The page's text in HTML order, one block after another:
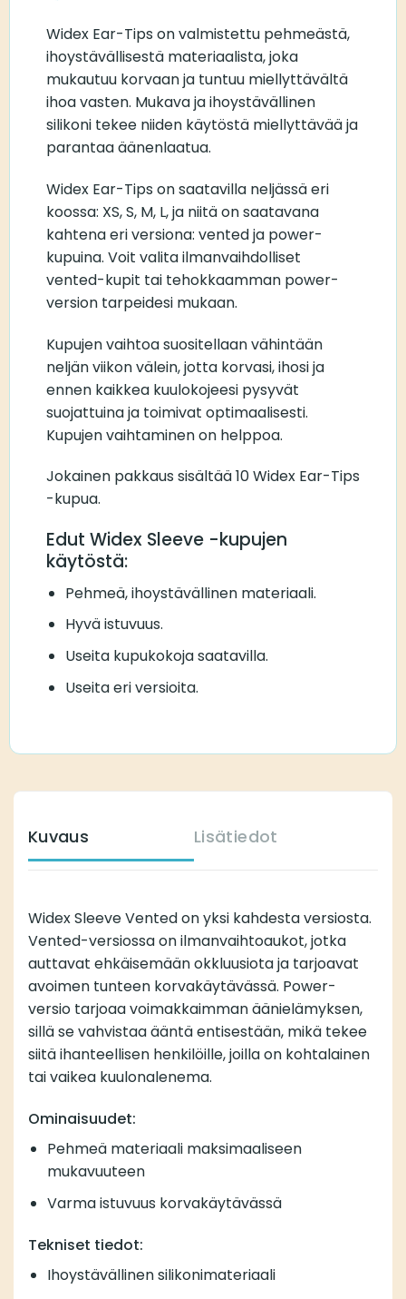
Widex Ear-Tips on valmistettu pehmeästä,
ihoystävällisestä materiaalista, joka
mukautuu korvaan ja tuntuu miellyttävältä
ihoa vasten. Mukava ja ihoystävällinen
silikoni tekee niiden käytöstä miellyttävää ja
parantaa äänenlaatua.
Widex Ear-Tips on saatavilla neljässä eri
koossa: XS, S, M, L, ja niitä on saatavana
kahtena eri versiona: vented ja power-
kupuina. Voit valita ilmanvaihdolliset
vented-kupit tai tehokkaamman power-
version tarpeidesi mukaan.
Kupujen vaihtoa suositellaan vähintään
neljän viikon välein, jotta korvasi, ihosi ja
ennen kaikkea kuulokojeesi pysyvät
suojattuina ja toimivat optimaalisesti.
Kupujen vaihtaminen on helppoa.
Jokainen pakkaus sisältää 10 Widex Ear-Tips
-kupua.
Edut Widex Sleeve -kupujen
käytöstä:
Pehmeä, ihoystävällinen materiaali.
Hyvä istuvuus.
Useita kupukokoja saatavilla.
Useita eri versioita.
Kuvaus Lisätiedot
Widex Sleeve Vented on yksi kahdesta versiosta.
Vented-versiossa on ilmanvaihtoaukot, jotka
auttavat ehkäisemään okkluusiota ja tarjoavat
avoimen tunteen korvakäytävässä. Power-
versio tarjoaa voimakkaimman äänielämyksen,
sillä se vahvistaa ääntä entisestään, mikä tekee
siitä ihanteellisen henkilöille, joilla on kohtalainen
tai vaikea kuulonalenema.
Ominaisuudet:
Pehmeä materiaali maksimaaliseen
mukavuuteen
Varma istuvuus korvakäytävässä
Tekniset tiedot:
Ihoystävällinen silikonimateriaali